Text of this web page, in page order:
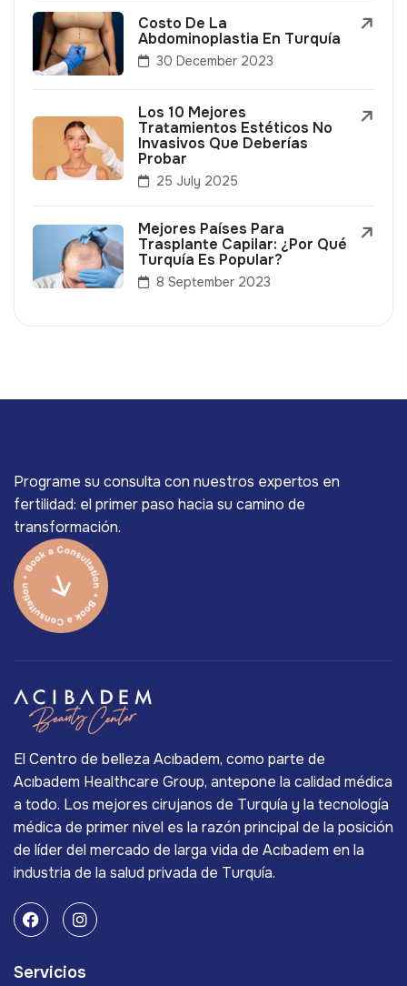
Costo De La
Abdominoplastia En Turquía
30 December 2023
Los 10 Mejores
Tratamientos Estéticos No
Invasivos Que Deberías
Probar
25 July 2025
Mejores Países Para
Trasplante Capilar: ¿Por Qué
Turquía Es Popular?
8 September 2023
Programe su consulta con nuestros expertos en
fertilidad: el primer paso hacia su camino de
transformación.
El Centro de belleza Acıbadem, como parte de
Acıbadem Healthcare Group, antepone la calidad médica
a todo. Los mejores cirujanos de Turquía y la tecnología
médica de primer nivel es la razón principal de la posición
de líder del mercado de larga vida de Acıbadem en la
industria de la salud privada de Turquía.
Servicios